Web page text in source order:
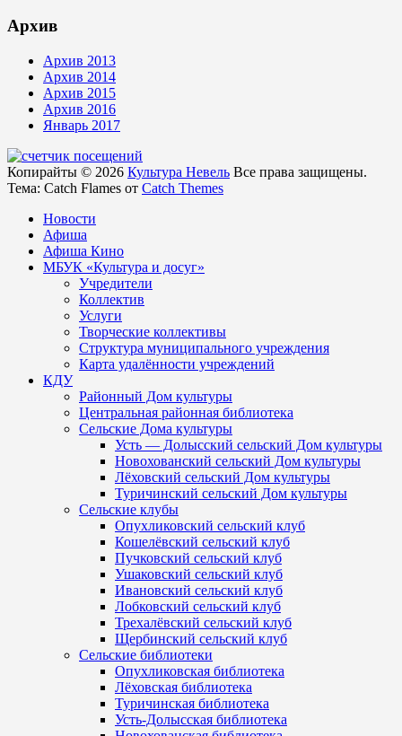
Архив
Архив 2013
Архив 2014
Архив 2015
Архив 2016
Январь 2017
Копирайты © 2026 Культура Невель Все права защищены.
Тема: Catch Flames от Catch Themes
Новости
Афиша
Афиша Кино
МБУК «Культура и досуг»
Учредители
Коллектив
Услуги
Творческие коллективы
Структура муниципального учреждения
Карта удалённости учреждений
КДУ
Районный Дом культуры
Центральная районная библиотека
Сельские Дома культуры
Усть — Долысский сельский Дом культуры
Новохованский сельский Дом культуры
Лёховский сельский Дом культуры
Туричинский сельский Дом культуры
Сельские клубы
Опухликовский сельский клуб
Кошелёвский сельский клуб
Пучковский сельский клуб
Ушаковский сельский клуб
Ивановский сельский клуб
Лобковский сельский клуб
Трехалёвский сельский клуб
Щербинский сельский клуб
Сельские библиотеки
Опухликовская библиотека
Лёховская библиотека
Туричинская библиотека
Усть-Долысская библиотека